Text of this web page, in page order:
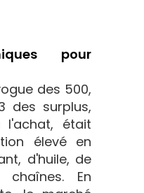
pour
des 500,
des surplus,
l'achat, était
élevé en
d'huile, de
En